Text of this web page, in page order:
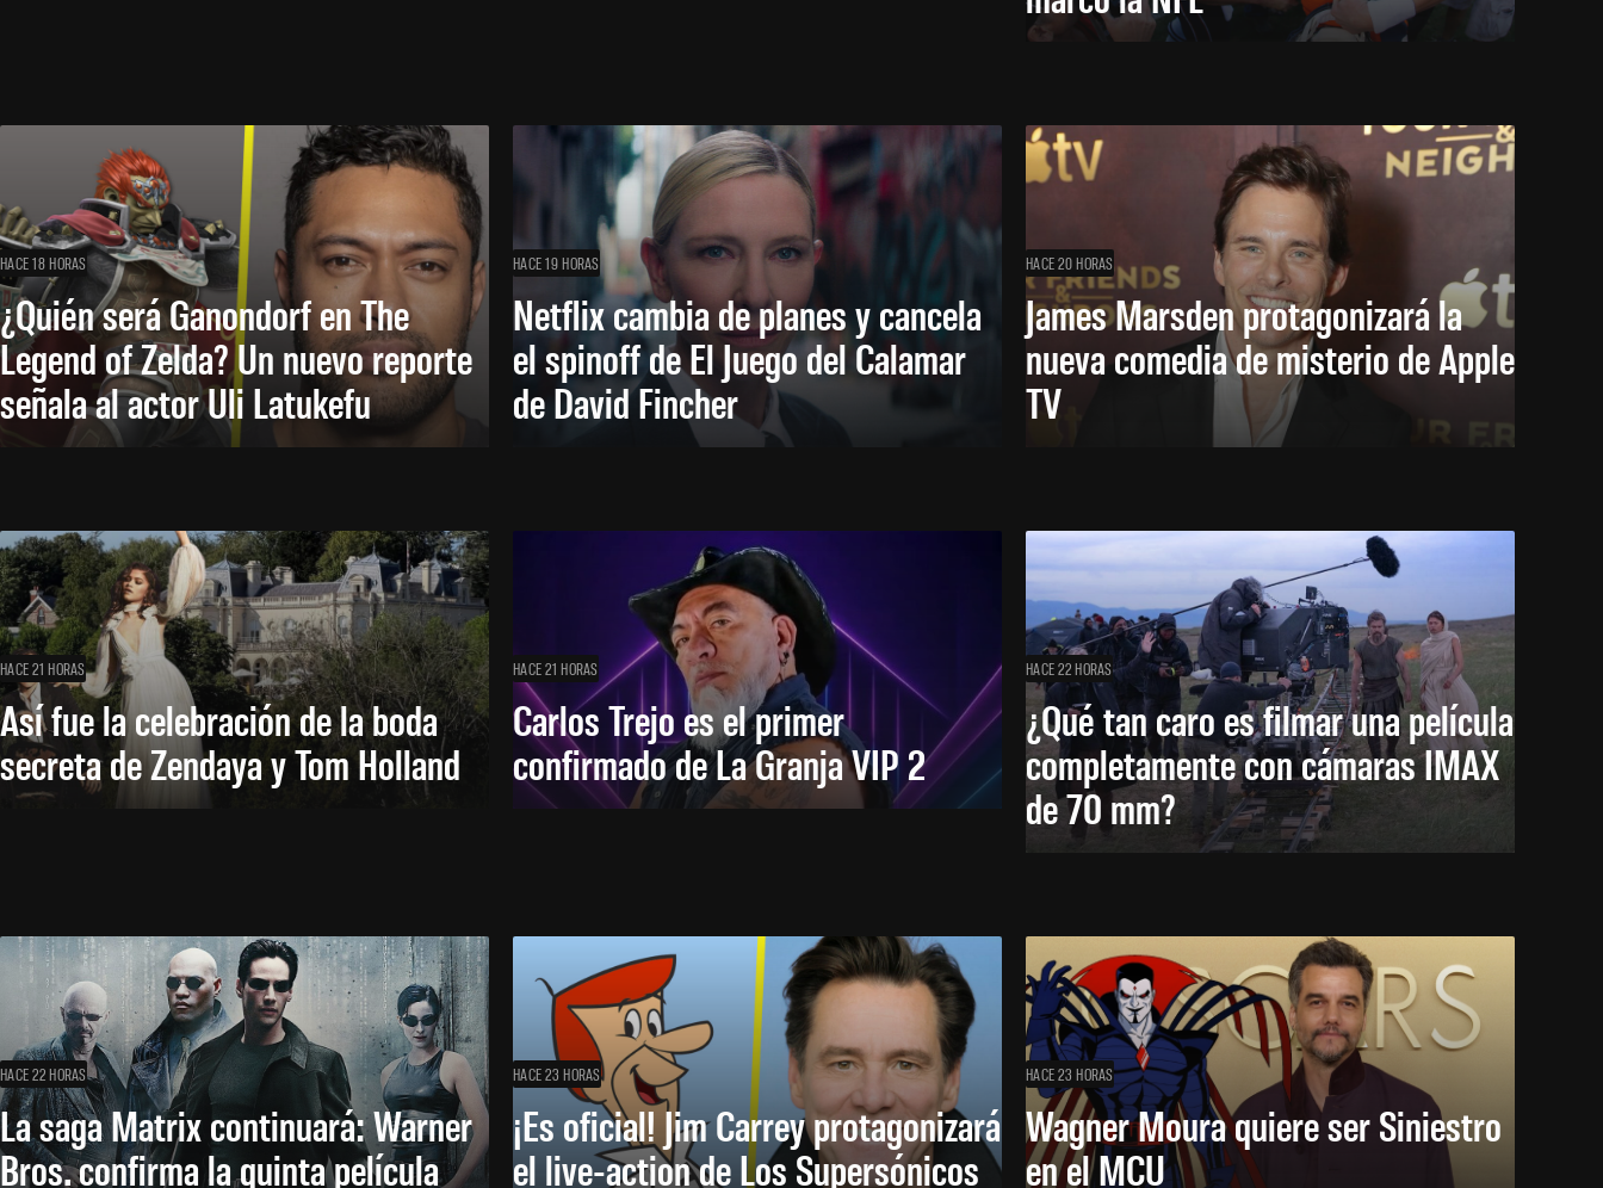
HACE 18 HORAS
¿Quién será Ganondorf en The
Legend of Zelda? Un nuevo reporte
señala al actor Uli Latukefu
HACE 19 HORAS
Netflix cambia de planes y cancela
el spinoff de El Juego del Calamar
de David Fincher
HACE 20 HORAS
James Marsden protagonizará la
nueva comedia de misterio de Apple
TV
HACE 21 HORAS
Así fue la celebración de la boda
secreta de Zendaya y Tom Holland
HACE 21 HORAS
Carlos Trejo es el primer
confirmado de La Granja VIP 2
HACE 22 HORAS
¿Qué tan caro es filmar una película
completamente con cámaras IMAX
de 70 mm?
HACE 22 HORAS
La saga Matrix continuará: Warner
Bros. confirma la quinta película
HACE 23 HORAS
¡Es oficial! Jim Carrey protagonizará
el live-action de Los Supersónicos
HACE 23 HORAS
Wagner Moura quiere ser Siniestro
en el MCU